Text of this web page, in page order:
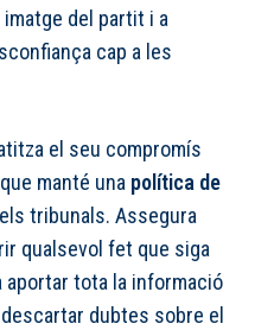
del partit i a
cap a les
el seu compromís
manté una política de
tribunals. Assegura
qualsevol fet que siga
aportar tota la informació
dubtes sobre el